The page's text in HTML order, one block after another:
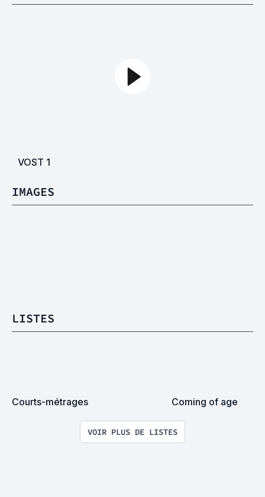
VOST 1
IMAGES
LISTES
Courts-métrages Coming of age
VOIR PLUS DE LISTES